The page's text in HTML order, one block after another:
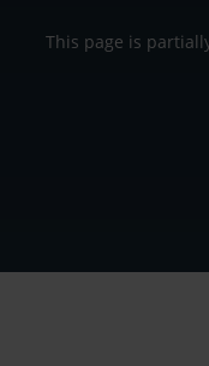
This page is